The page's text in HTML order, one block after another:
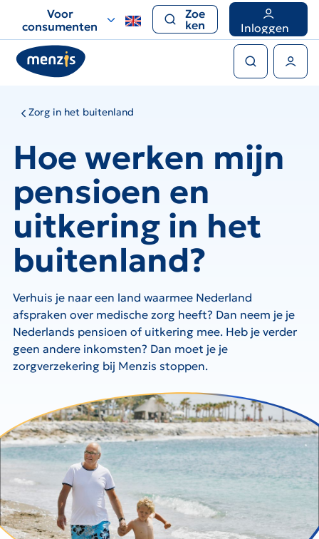
voor
snelle
navigatie
Voor
consumenten
Zoe
ken
Inloggen
Zorg in het buitenland
Hoe werken mijn
pensioen en
uitkering in het
buitenland?
Verhuis je naar een land waarmee Nederland
afspraken over medische zorg heeft? Dan neem je je
Nederlands pensioen of uitkering mee. Heb je verder
geen andere inkomsten? Dan moet je je
zorgverzekering bij Menzis stoppen.